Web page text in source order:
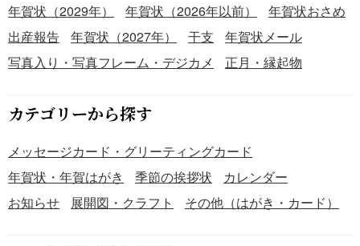
年賀状（2029年）
年賀状（2026年以前）
年賀状おさめ
出産報告
年賀状（2027年） 干支
年賀状メール
写真入り・写真フレーム・デジカメ
正月・縁起物
カテゴリーから探す
メッセージカード・グリーティングカード
年賀状・年賀はがき
季節の挨拶状
カレンダー
お知らせ
展開図・クラフト その他（はがき・カード）